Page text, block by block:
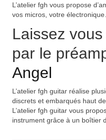
L’atelier fgh vous propose
vos micros, votre
Laissez
par le
Angel
L’atelier fgh guitar réalise
discrets et embarqués haut
L’atelier fgh guitar vous
instrument grâce à un boîtier